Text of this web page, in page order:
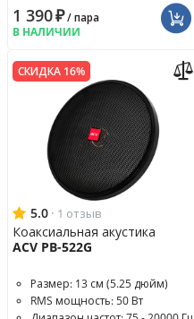
1 390₽/ пара
В НАЛИЧИИ
СКИДКА 16%
5.0 · 1 отзыв
Коаксиальная акустика
ACV PB-522G
Размер: 13 см (5.25 дюйм)
RMS мощность: 50 Вт